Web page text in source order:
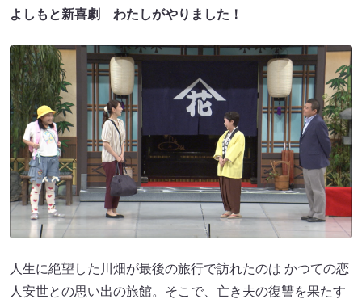
よしもと新喜劇 わたしがやりました！
人生に絶望した川畑が最後の旅行で訪れたのは かつての恋
人安世との思い出の旅館。そこで、亡き夫の復讐を果たす